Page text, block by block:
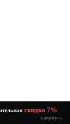
скидка 7%
свернуть